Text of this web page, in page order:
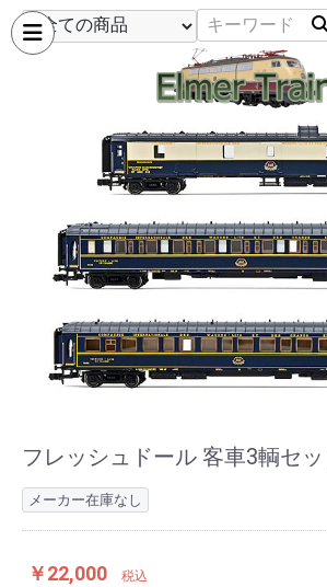
フレッシュドール 客車3輌セ
メーカー在庫なし
￥22,000 税込